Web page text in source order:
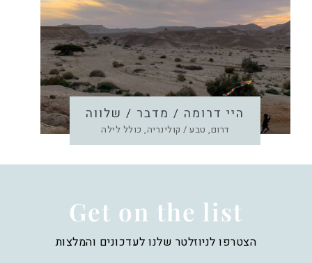
היי דרומה / מדבר / שלווה
דרום, טבע / קולינריה, כולל לילה
Get on the list
הצטרפו לניוזלטר שלנו לעדכונים והמלצות